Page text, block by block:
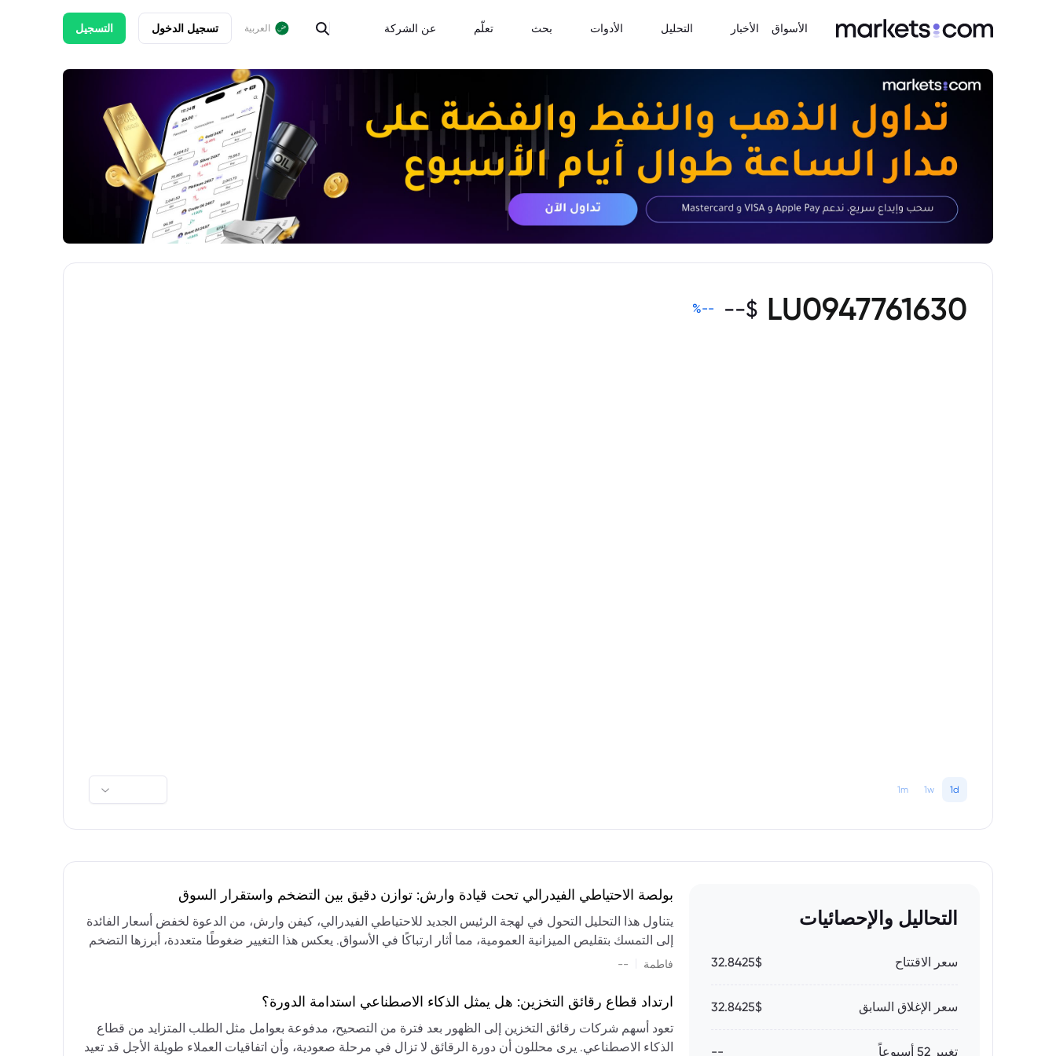
الأسواق الأخبار التحليل الأدوات بحث تعلّم عن الشركة العربية تسجيل الدخول التسجيل
LU0947761630
$
--
--
%
1d
1w
1m
التحاليل والإحصائيات
سعر الاقتتاح 32.8425$
سعر الإغلاق السابق 32.8425$
تغيير 52 أسبوعاً --
بولصة الاحتياطي الفيدرالي تحت قيادة وارش: توازن دقيق بين التضخم واستقرار السوق
يتناول هذا التحليل التحول في لهجة الرئيس الجديد للاحتياطي الفيدرالي، كيفن وارش، من الدعوة لخفض أسعار الفائدة
إلى التمسك بتقليص الميزانية العمومية، مما أثار ارتباكًا في الأسواق. يعكس هذا التغيير ضغوطًا متعددة، أبرزها التضخم
المستمر، والعجز المالي الكبير، والتوترات الجيوسياسية في الشرق الأوسط، التي تقيد خيارات خفض الفائدة أو خفض
وتجنب التدابير الاستفزازية التي قد تزعزع استقرار السوق.
فاطمة --
ارتداد قطاع رقائق التخزين: هل يمثل الذكاء الاصطناعي استدامة الدورة؟
تعود أسهم شركات رقائق التخزين إلى الظهور بعد فترة من التصحيح، مدفوعة بعوامل مثل الطلب المتزايد من قطاع
الذكاء الاصطناعي. يرى محللون أن دورة الرقائق لا تزال في مرحلة صعودية، وأن اتفاقيات العملاء طويلة الأجل قد تعيد